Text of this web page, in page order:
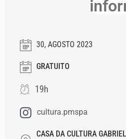
30, AGOSTO 2023
GRATUITO
19h
cultura.pmspa
CASA DA CULTURA